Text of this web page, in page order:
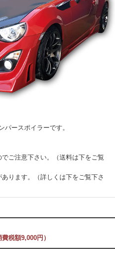
パースポイラーです。
ご注意下さい。（送料は下をご覧
ります。（詳しくは下をご覧下さ
税額9,000円）